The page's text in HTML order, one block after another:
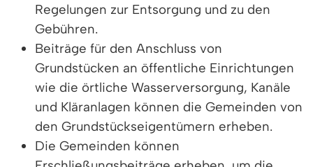
Regelungen zur Entsorgung und zu den
Gebühren.
Beiträge für den Anschluss von
Grundstücken an öffentliche Einrichtungen
wie die örtliche Wasserversorgung, Kanäle
und Kläranlagen können die Gemeinden von
den Grundstückseigentümern erheben.
Die Gemeinden können